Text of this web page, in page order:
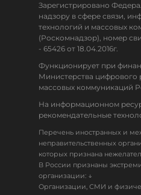
Зарегистрировано
надзору в сфере связи,
технологий и массовых
(Роскомнадзор), номер
- 65426 от 18.04.2016г.
Функционирует при
Министерства цифрового
массовых коммуникаций
На информационном
рекомендательные
Перечень иностранных и
неправительственных
которых признана
В России признаны
организации: ↓
Организации, СМИ и